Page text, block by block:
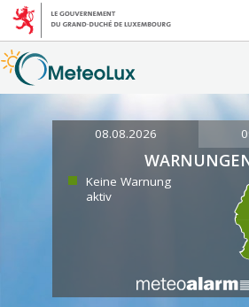
08.08.2026
Keine Warnung
aktiv